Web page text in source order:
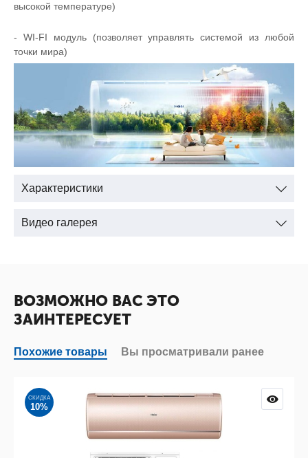
высокой температуре)
- WI-FI модуль (позволяет управлять системой из любой
точки мира)
Характеристики
Видео галерея
ВОЗМОЖНО ВАС ЭТО
ЗАИНТЕРЕСУЕТ
Похожие товары Вы просматривали ранее
СКИДКА
10%